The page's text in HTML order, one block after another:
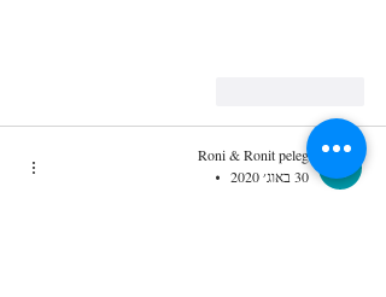
Roni & Ronit peleg
30 באוג׳ 2020
•